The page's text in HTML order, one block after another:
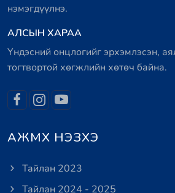
нэмэгдүүлнэ.
АЛСЫН ХАРАА
Үндэсний онцлогийг эрхэмлэсэн,
тогтвортой хөгжлийн хөтөч байна.
АЖМХ НЭЗХЭ
Тайлан 2023
Тайлан 2024 - 2025